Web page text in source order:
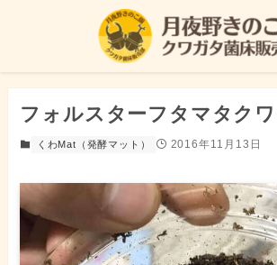
フォルスターフタマタク
くわMat（発酵マット） 2016年11月13日